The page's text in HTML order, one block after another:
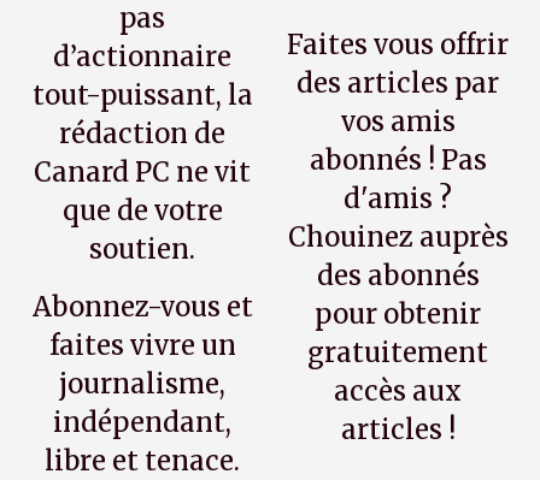
pas
d’actionnaire
tout-puissant, la
rédaction de
Canard PC ne vit
que de votre
soutien.
Abonnez-vous et
faites vivre un
journalisme,
indépendant,
libre et tenace.
Faites vous offrir
des articles par
vos amis
abonnés ! Pas
d'amis ?
Chouinez auprès
des abonnés
pour obtenir
gratuitement
accès aux
articles !